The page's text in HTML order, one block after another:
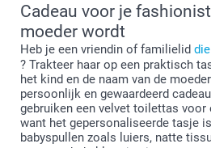
Cadeau voor je
moeder wordt
Heb je een vriendin of familielid
? Trakteer haar op een praktisch
het kind en de naam van de
persoonlijk en gewaardeerd
gebruiken een velvet toilettas voor
want het gepersonaliseerde tasje
babyspullen zoals luiers, natte